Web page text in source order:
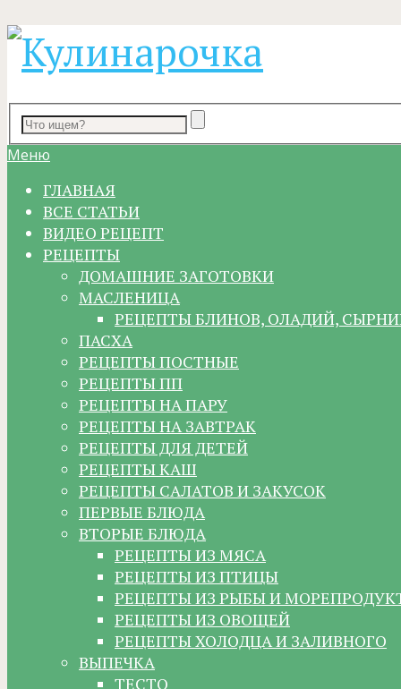
Меню
ГЛАВНАЯ
ВСЕ СТАТЬИ
ВИДЕО РЕЦЕПТ
РЕЦЕПТЫ
ДОМАШНИЕ ЗАГОТОВКИ
МАСЛЕНИЦА
РЕЦЕПТЫ БЛИНОВ, ОЛАДИЙ,
ПАСХА
РЕЦЕПТЫ ПОСТНЫЕ
РЕЦЕПТЫ ПП
РЕЦЕПТЫ НА ПАРУ
РЕЦЕПТЫ НА ЗАВТРАК
РЕЦЕПТЫ ДЛЯ ДЕТЕЙ
РЕЦЕПТЫ КАШ
РЕЦЕПТЫ САЛАТОВ И ЗАКУСОК
ПЕРВЫЕ БЛЮДА
ВТОРЫЕ БЛЮДА
РЕЦЕПТЫ ИЗ МЯСА
РЕЦЕПТЫ ИЗ ПТИЦЫ
РЕЦЕПТЫ ИЗ РЫБЫ И
РЕЦЕПТЫ ИЗ ОВОЩЕЙ
РЕЦЕПТЫ ХОЛОДЦА И ЗАЛИВНОГО
ВЫПЕЧКА
ТЕСТО